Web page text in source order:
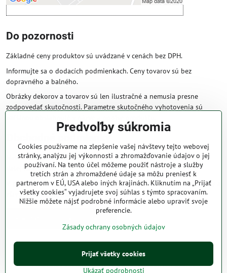
Do pozornosti
Základné ceny produktov sú uvádzané v cenách bez DPH.
Informujte sa o dodacích podmienkach. Ceny tovarov sú bez
dopravného a balného.
Obrázky dekorov a tovarov sú len ilustračné a nemusia presne
zodpovedať skutočnosti. Parametre skutočného vyhotovenia sú
Obchodné podmienky
Naše obchodné podmienky zaručujú bezproblémové spracovanie
Vašej zakázky online.
V prípade, že máte s nami už dojednané obchodné podmienky, ceny a
zľavy z minulosti, platia tie, ktoré sú pre Vás výhodnejšie.
©2026Copyright
Predvoľby súkromiaZásady ochrany osobných údajov
Predvoľby súkromia
Cookies používame na zlepšenie vašej návštevy tejto webovej
stránky, analýzu jej výkonnosti a zhromažďovanie údajov o jej
používaní. Na tento účel môžeme použiť nástroje a služby
tretích strán a zhromaždené údaje sa môžu preniesť k
partnerom v EÚ, USA alebo iných krajinách. Kliknutím na „Prijať
všetky cookies“ vyjadrujete svoj súhlas s týmto spracovaním.
Nižšie môžete nájsť podrobné informácie alebo upraviť svoje
preferencie.
Zásady ochrany osobných údajov
Ukázať podrobnosti
Prijať všetky cookies